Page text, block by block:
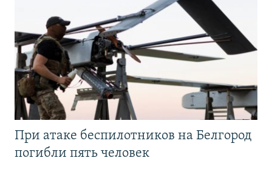
При атаке беспилотников на Белгород
погибли пять человек